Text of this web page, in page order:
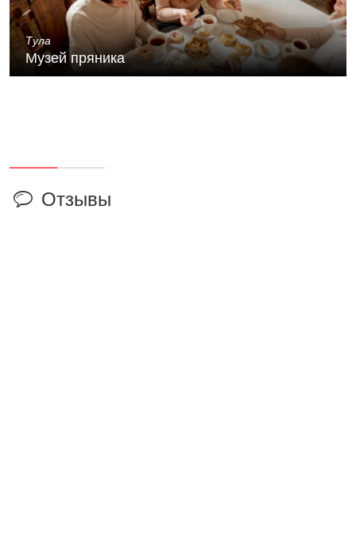
Тула
Музей пряника
Отзывы